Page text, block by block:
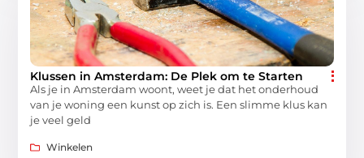
Klussen in Amsterdam: De Plek om te Starten
Als je in Amsterdam woont, weet je dat het onderhoud
van je woning een kunst op zich is. Een slimme klus kan
je veel geld
Winkelen